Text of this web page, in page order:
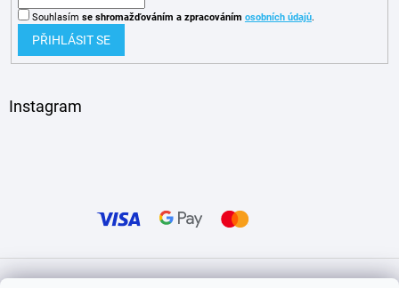
Souhlasím se shromažďováním a zpracováním osobních údajů.
PŘIHLÁSIT SE
Instagram